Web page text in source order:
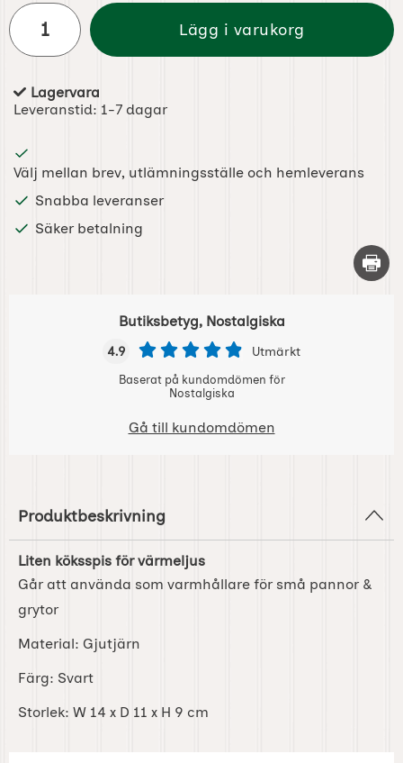
antal
Lägg i varukorg
Tillgänglighet:
Lagervara
Leveranstid: 1-7 dagar
Välj mellan brev, utlämningsställe och hemleverans
Snabba leveranser
Säker betalning
Skriv
Butiksbetyg, Nostalgiska
4.9 Utmärkt
Baserat på kundomdömen för
Nostalgiska
Gå till kundomdömen
Produktbeskrivning
Liten köksspis för värmeljus
Går att använda som varmhållare för små pannor &
grytor
Material: Gjutjärn
Färg: Svart
Storlek: W 14 x D 11 x H 9 cm